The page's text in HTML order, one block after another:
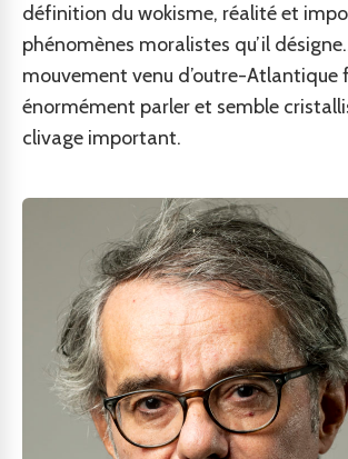
définition du wokisme, réalité et
phénomènes moralistes qu’il
mouvement venu d’outre-Atlantique
énormément parler et semble
clivage important.